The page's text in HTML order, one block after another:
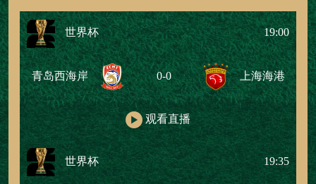
世界杯 19:00
青岛西海岸 0-0 上海海港
观看直播
世界杯 19:35